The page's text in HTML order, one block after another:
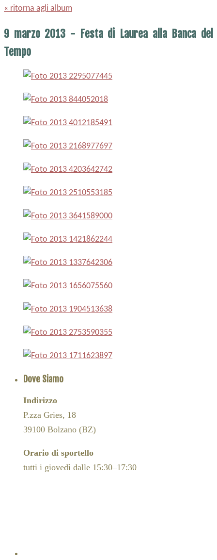
« ritorna agli album
9 marzo 2013 - Festa di Laurea alla Banca del
Tempo
Dove Siamo
Indirizzo
P.zza Gries, 18
39100 Bolzano (BZ)
Orario di sportello
tutti i giovedì dalle 15:30–17:30